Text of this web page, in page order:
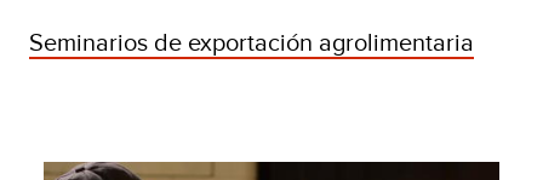
Seminarios de exportación agrolimentaria